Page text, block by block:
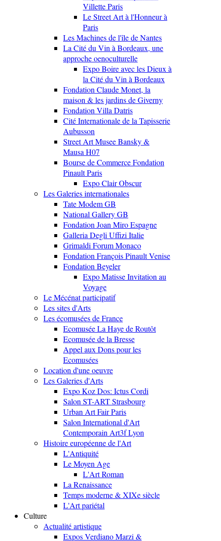
Villette Paris
Le Street Art à l'Honneur à
Paris
Les Machines de l'île de Nantes
La Cité du Vin à Bordeaux, une
approche oenoculturelle
Expo Boire avec les Dieux à
la Cité du Vin à Bordeaux
Fondation Claude Monet, la
maison & les jardins de Giverny
Fondation Villa Datris
Cité Internationale de la Tapisserie
Aubusson
Street Art Musee Bansky &
Mausa H07
Bourse de Commerce Fondation
Pinault Paris
Expo Clair Obscur
Les Galeries internationales
Tate Modem GB
National Gallery GB
Fondation Joan Miro Espagne
Galleria Degli Uffizi Italie
Grimaldi Forum Monaco
Fondation François Pinault Venise
Fondation Beyeler
Expo Matisse Invitation au
Voyage
Le Mécénat participatif
Les sites d'Arts
Les écomusées de France
Ecomusée La Haye de Routôt
Ecomusée de la Bresse
Appel aux Dons pour les
Ecomusées
Location d'une oeuvre
Les Galeries d'Arts
Expo Koz Dos: Ictus Cordi
Salon ST-ART Strasbourg
Urban Art Fair Paris
Salon International d'Art
Contemporain Art3f Lyon
Histoire européenne de l'Art
L'Antiquité
Le Moyen Age
L'Art Roman
La Renaissance
Temps moderne & XIXe siècle
L'Art pariétal
Culture
Actualité artistique
Expos Verdiano Marzi &